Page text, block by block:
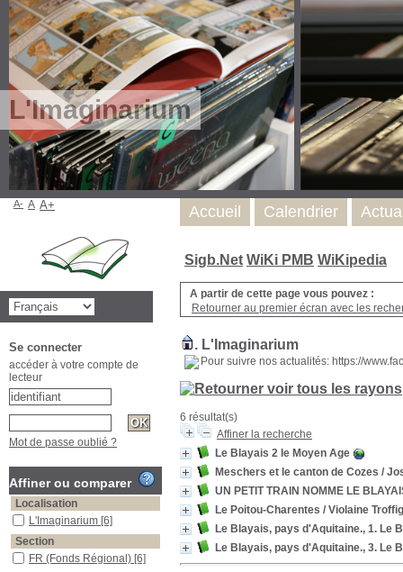
L'Imaginarium
Sigb.Net WiKi PMB WiKipedia
A partir de cette page vous pouvez :
Retourner au premier écran avec les
. L'Imaginarium
Pour suivre nos actualités: https://
6 résultat(s)
Affiner la recherche
Le Blayais 2 le Moyen Age
Meschers et le canton de Cozes /
UN PETIT TRAIN NOMME LE
Le Poitou-Charentes / Violaine
Le Blayais, pays d'Aquitaine., 1. Le
Le Blayais, pays d'Aquitaine., 3. Le
Accueil Calendrier
A- A A+
Se connecter
accéder à votre compte de
lecteur
Mot de passe oublié ?
Affiner ou comparer
Localisation
L'Imaginarium [6]
Section
FR (Fonds Régional) [6]